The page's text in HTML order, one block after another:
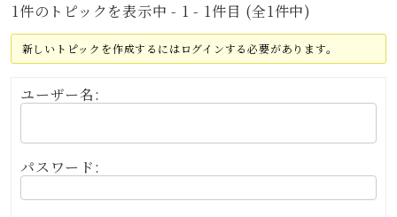
1件のトピックを表示中 - 1 - 1件目 (全1件中)
新しいトピックを作成するにはログインする必要があります。
ユーザー名:
パスワード: